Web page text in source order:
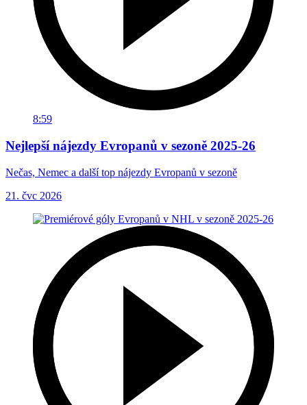
8:59
Nejlepší nájezdy Evropanů v sezoně 2025-26
Nečas, Nemec a další top nájezdy Evropanů v sezoně
21. čvc 2026